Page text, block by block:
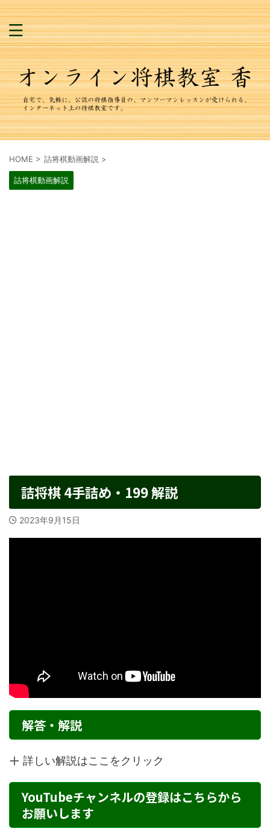
HOME > 詰将棋動画解説 >
詰将棋動画解説
詰将棋 4手詰め・199 解説
2023年9月15日
解答・解説
詳しい解説はここをクリック
YouTubeチャンネルの登録はこちらから
お願いします